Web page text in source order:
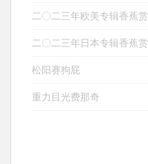
二〇二三年欧美专辑香蕉赏
二〇二三年日本专辑香蕉赏
松阳赛狗屁
重力目光费那奇